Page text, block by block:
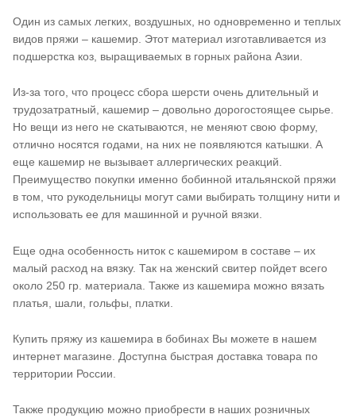
Один из самых легких, воздушных, но одновременно и теплых
видов пряжи – кашемир. Этот материал изготавливается из
подшерстка коз, выращиваемых в горных района Азии.
Из-за того, что процесс сбора шерсти очень длительный и
трудозатратный, кашемир – довольно дорогостоящее сырье.
Но вещи из него не скатываются, не меняют свою форму,
отлично носятся годами, на них не появляются катышки. А
еще кашемир не вызывает аллергических реакций.
Преимущество покупки именно бобинной итальянской пряжи
в том, что рукодельницы могут сами выбирать толщину нити и
использовать ее для машинной и ручной вязки.
Еще одна особенность ниток с кашемиром в составе – их
малый расход на вязку. Так на женский свитер пойдет всего
около 250 гр. материала. Также из кашемира можно вязать
платья, шали, гольфы, платки.
Купить пряжу из кашемира в бобинах Вы можете в нашем
интернет магазине. Доступна быстрая доставка товара по
территории России.
Также продукцию можно приобрести в наших розничных